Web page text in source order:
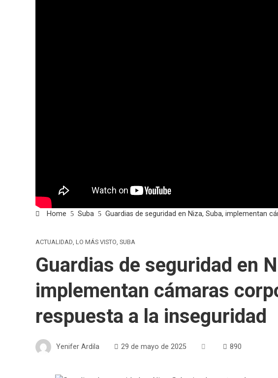
Home Suba Guardias de seguridad en Niza, Suba, implementan
ACTUALIDAD, LO MÁS VISTO, SUBA
Guardias de seguridad en
implementan cámaras
respuesta a la inseguridad
Yenifer Ardila 29 de mayo de 2025 890